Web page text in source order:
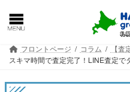
ス
ン
フロントページ コラム
【査
スキマ時間で査定完了！LINE査定で